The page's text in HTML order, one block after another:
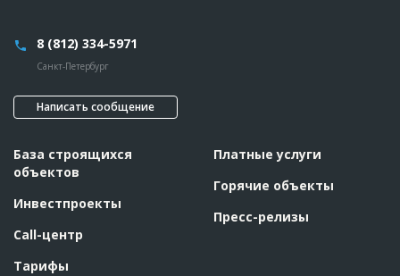
8 (812) 334-5971
Санкт-Петербург
Написать сообщение
База строящихся
объектов
Инвестпроекты
Call-центр
Тарифы
Платные услуги
Горячие объекты
Пресс-релизы